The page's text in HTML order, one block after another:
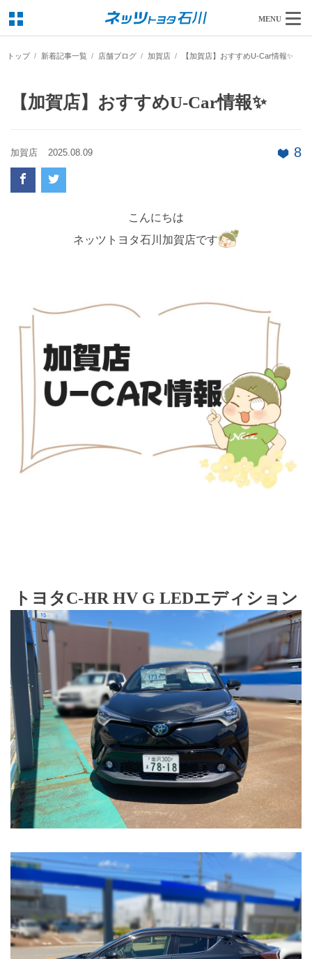
MENU
トップ 新着記事一覧 店舗ブログ 加賀店 【加賀店】おすすめU-Car情報✨
【加賀店】おすすめU-Car情報✨
加賀店 2025.08.09 8
こんにちは
ネッツトヨタ石川加賀店です
トヨタC-HR HV G LEDエディション